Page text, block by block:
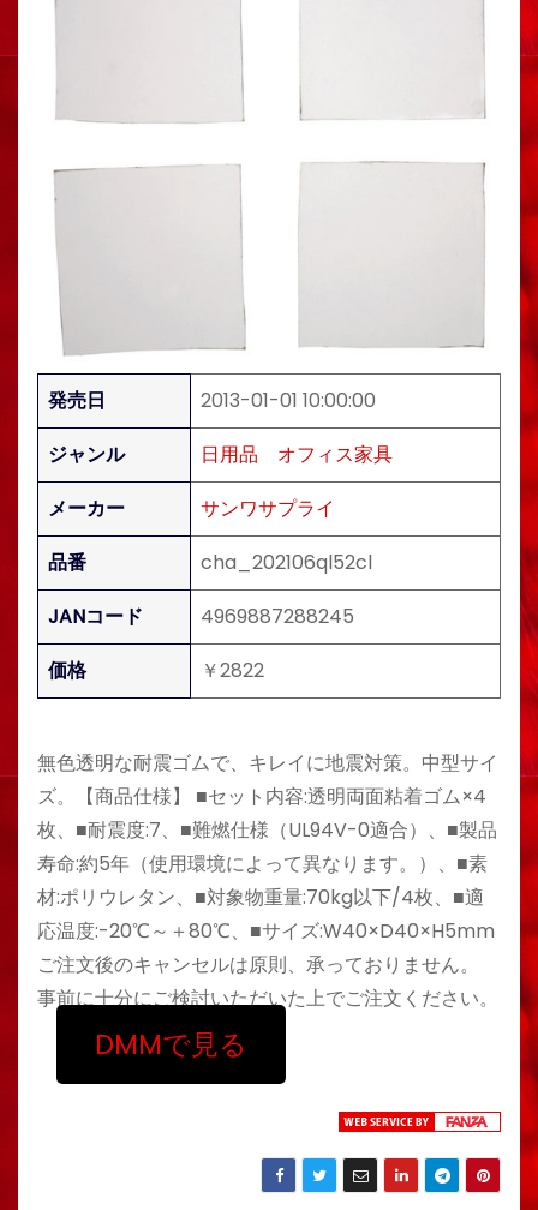
発売日
2013-01-01 10:00:00
ジャンル
日用品
オフィス家具
メーカー
サンワサプライ
品番
cha_202106ql52cl
JANコード
4969887288245
価格
￥2822
無色透明な耐震ゴムで、キレイに地震対策。中型サイ
ズ。【商品仕様】 ■セット内容:透明両面粘着ゴム×4
枚、■耐震度:7、■難燃仕様（UL94V-0適合）、■製品
寿命:約5年（使用環境によって異なります。）、■素
材:ポリウレタン、■対象物重量:70kg以下/4枚、■適
応温度:-20℃～＋80℃、■サイズ:W40×D40×H5mm
ご注文後のキャンセルは原則、承っておりません。
事前に十分にご検討いただいた上でご注文ください。
DMMで見る